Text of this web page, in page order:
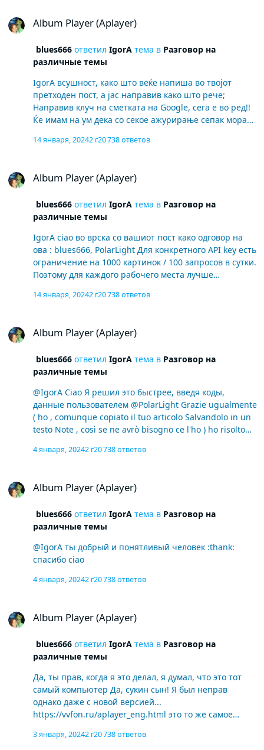
Album Player (Aplayer)
blues666ответил IgorAтема в Разговор на
различные темы
IgorA всушност, како што веќе напиша во твојот
претходен пост, а јас направив како што рече;
Направив клуч на сметката на Google, сега е во ред!!
Ќе имам на ум дека со секое ажурирање сепак морав
avevi già scritto nel tuo post precedente , e ho fatto
immettere ancora le chiavi
14 января, 20242 г20 738 ответов
Album Player (Aplayer)
blues666ответил IgorAтема в Разговор на
различные темы
IgorA ciao во врска со вашиот пост како одговор на
ова : blues666, PolarLight Для конкретного API key есть
ограничение на 1000 картинок / 100 запросов в сутки.
Поэтому для каждого рабочего места лучше
Направив како што рече, и... за жал да, помошта
благодарам повторно на сите вас 2
14 января, 20242 г20 738 ответов
Album Player (Aplayer)
blues666ответил IgorAтема в Разговор на
различные темы
@IgorA Ciao Я решил это быстрее, введя коды,
данные пользователем @PolarLight Grazie ugualmente
( ho , comunque copiato il tuo articolo Salvandolo in un
testo Note , così se ne avrò bisogno ce l'ho ) ho risolto
@PolarLight Grazie ugualmente ( ho , comunque copiato
4 января, 20242 г20 738 ответов
Album Player (Aplayer)
blues666ответил IgorAтема в Разговор на
различные темы
@IgorA ты добрый и понятливый человек :thank:
спасибо ciao
4 января, 20242 г20 738 ответов
Album Player (Aplayer)
blues666ответил IgorAтема в Разговор на
различные темы
Да, ты прав, когда я это делал, я думал, что это тот
самый компьютер Да, сукин сын! Я был неправ
однако даже с новой версией...
https://vvfon.ru/aplayer_eng.html это то же самое
пчелами, но не знаю, как и где увидеть этих пчел
3 января, 20242 г20 738 ответов